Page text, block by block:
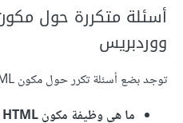
ووردبريس
توجد بضع أسئلة تكرر حول مكون HTML مُخصص وهي:
ما هي وظيفة مكون HTML مُخصص؟